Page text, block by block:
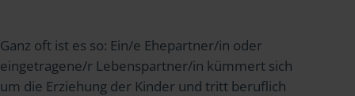
Ganz oft ist es so: Ein/e Ehepartner/in oder
eingetragene/r Lebenspartner/in kümmert sich
um die Erziehung der Kinder und tritt beruflich